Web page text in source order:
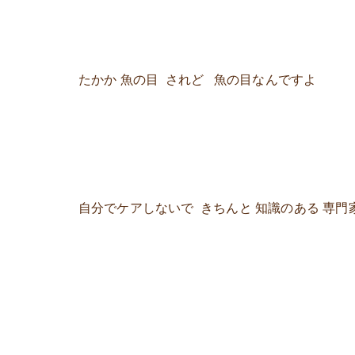
たかか 魚の目 されど 魚の目なんですよ
自分でケアしないで きちんと 知識のある 専門